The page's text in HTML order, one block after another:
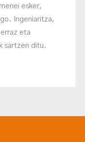
esker,
Ingeniaritza,
eta
sartzen ditu.